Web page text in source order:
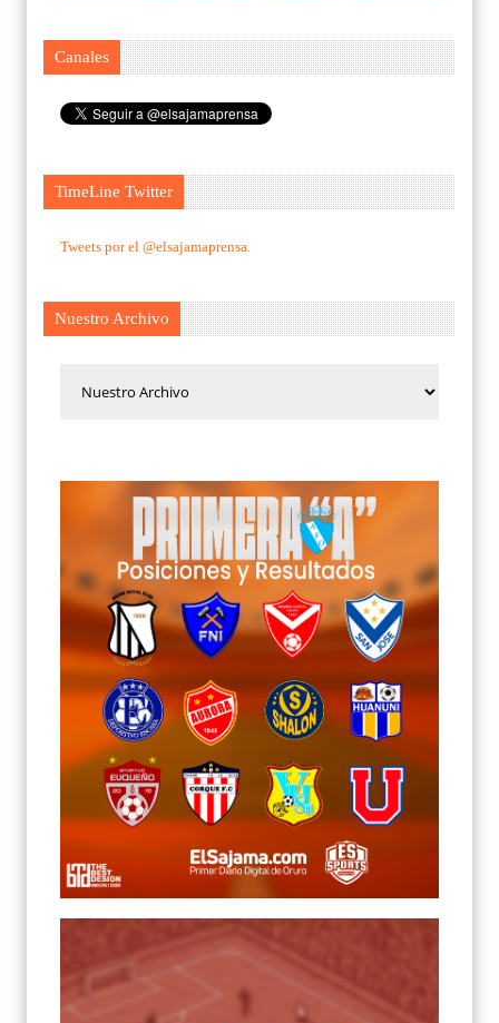
Canales
TimeLine Twitter
Tweets por el @elsajamaprensa.
Nuestro Archivo